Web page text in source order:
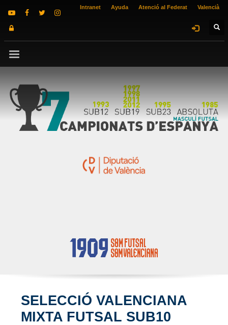
Intranet Ayuda Atenció al Federat Valencià
SELECCIÓ VALENCIANA
MIXTA FUTSAL SUB10